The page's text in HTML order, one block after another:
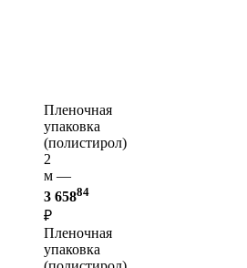
Пленочная
упаковка
(полистирол)
2
м —
3 65884
₽
Пленочная
упаковка